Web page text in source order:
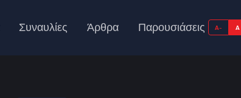
Συναυλίες Άρθρα Παρουσιάσεις A- A